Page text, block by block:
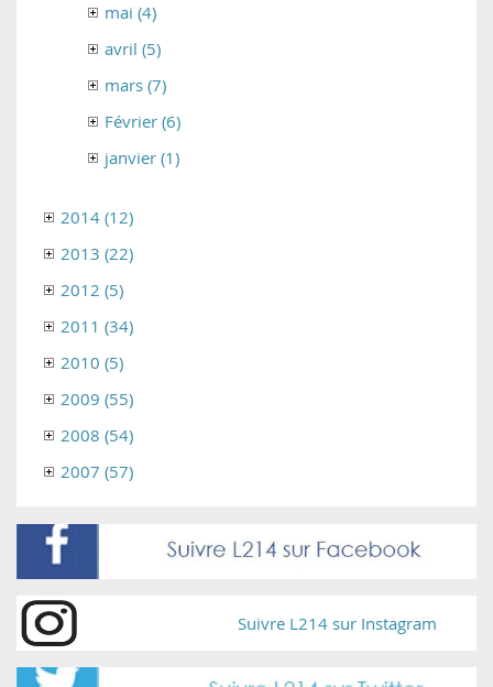
mai (4)
avril (5)
mars (7)
Février (6)
janvier (1)
2014 (12)
2013 (22)
2012 (5)
2011 (34)
2010 (5)
2009 (55)
2008 (54)
2007 (57)
Suivre L214 sur Instagram